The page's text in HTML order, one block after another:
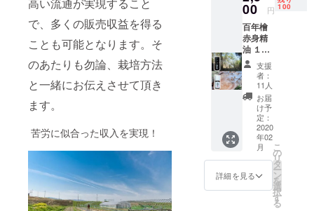
で、多くの販売収益を得る
ことも可能となります。そ
のあたりも勿論、栽培方法
と一緒にお伝えさせて頂き
ます。
苦労に似合った収入を実現！
00 円 100
百年檜
赤身精
油 １０
０年の
木の命
を生か
した
い！
建築材
として
の木材
価格が
低迷す
る中
で、バ
支援
者：
11人
お届
け予
定：
2020
年02
月
詳細を見る
こ
の
リ
タ
ー
ン
を
選
択
す
る